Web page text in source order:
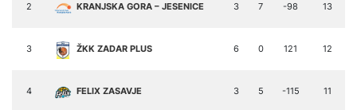
2 KRANJSKA GORA – JESENICE 3 7 -98 13
3 ŽKK ZADAR PLUS 6 0 121 12
4 FELIX ZASAVJE 3 5 -115 11